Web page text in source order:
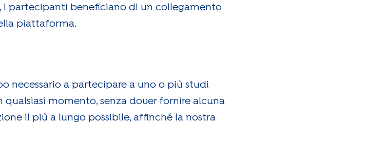
partecipanti beneficiano di un collegamento
piattaforma.
necessario a partecipare a uno o più studi
momento, senza dover fornire alcuna
il più a lungo possibile, affinché la nostra